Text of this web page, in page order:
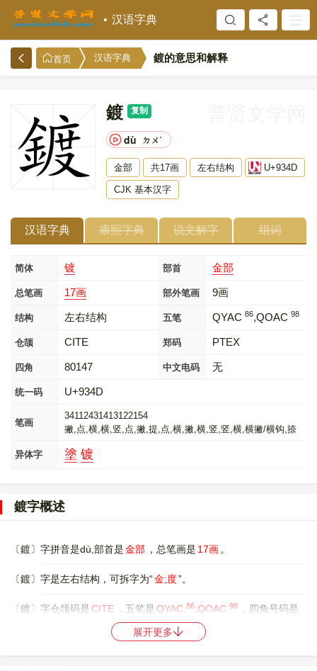
汉语字典
首页 汉语字典 鍍的意思和解释
鍍 复制
dù ㄉㄨˋ
金部 共17画 左右结构 U+934D
CJK 基本汉字
汉语字典 康熙字典 说文解字 组词
简体 镀 部首 金部
总笔画 17画 部外笔画 9画
结构 左右结构 五笔 QYAC 86,QOAC 98
仓颉 CITE 郑码 PTEX
四角 80147 中文电码 无
统一码 U+934D
笔画
34112431413122154
撇,点,横,横,竖,点,撇,提,点,横,撇,横,竖,竖,横,横撇/横钩,捺
异体字 塗 镀
鍍字概述
〔鍍〕字拼音是dù,部首是金部 ，总笔画是 17画 。
〔鍍〕字是左右结构，可拆字为“金;度”。
〔鍍〕字仓颉码是 CITE ，五笔是QYAC 86 ,QOAC 98
，四角号码是
PTEX，中文电码是无
展开更多